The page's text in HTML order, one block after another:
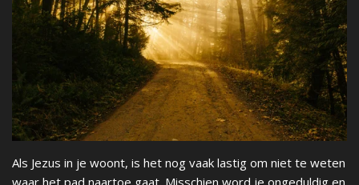
Als Jezus in je woont, is het nog vaak lastig om niet te weten
waar het pad naartoe gaat. Misschien word je ongeduldig en